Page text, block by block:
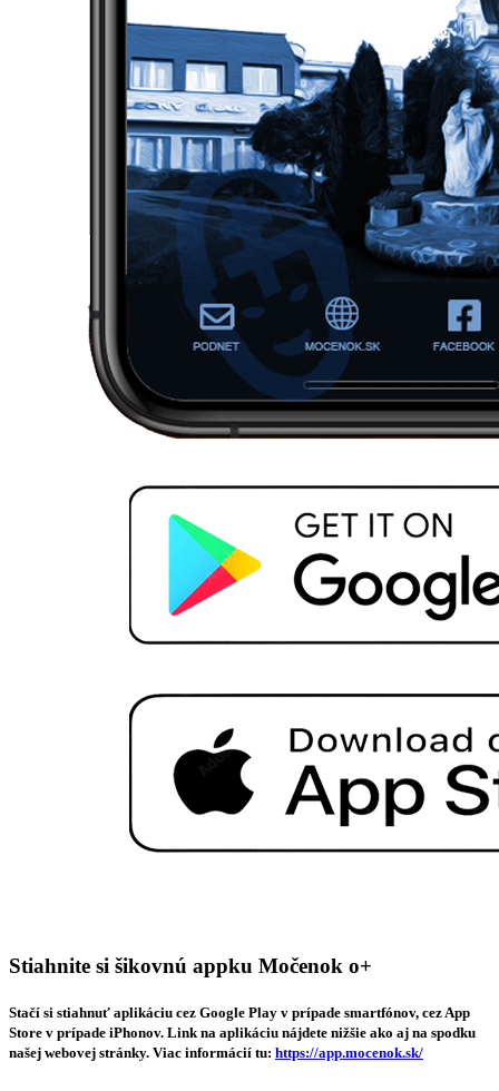
Stiahnite si šikovnú appku Močenok o+
Stačí si stiahnuť aplikáciu cez Google Play v prípade smartfónov, cez App
Store v prípade iPhonov. Link na aplikáciu nájdete nižšie ako aj na spodku
našej webovej stránky. Viac informácií tu: https://app.mocenok.sk/